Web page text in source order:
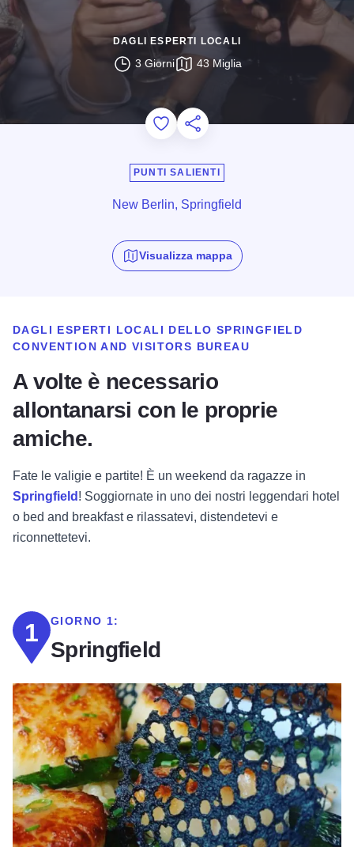
DAGLI ESPERTI LOCALI
3 Giorni 43 Miglia
Add to Favorites
Condividi questa pagina
PUNTI SALIENTI
New Berlin, Springfield
Visualizza mappa
DAGLI ESPERTI LOCALI DELLO SPRINGFIELD
CONVENTION AND VISITORS BUREAU
A volte è necessario
allontanarsi con le proprie
amiche.
Fate le valigie e partite! È un weekend da ragazze in
Springfield ! Soggiornate in uno dei nostri leggendari hotel
o bed and breakfast e rilassatevi, distendetevi e
riconnettetevi.
1 GIORNO 1:
Springfield